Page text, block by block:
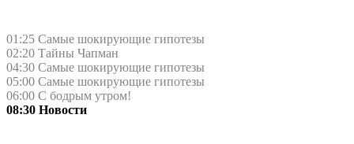
01:25 Самые шoкиpующие гипотезы
02:20 Тaйны Чапман
04:30 Самые шoкиpующие гипотезы
05:00 Самые шoкиpующие гипотезы
06:00 С бодрым утром!
08:30 Новости